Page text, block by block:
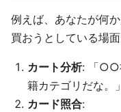
例えば、あなたが何
買おうとしている場
カート分析: 「○○
籍カテゴリだな。」
カード照合: